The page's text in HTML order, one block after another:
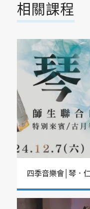
相關課程
四季音樂會│琴．